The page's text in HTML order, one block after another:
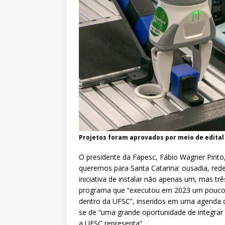
Projetos foram aprovados por meio de
O presidente da Fapesc, Fábio Wagner
queremos para Santa Catarina: ousadia,
iniciativa de instalar não apenas um, mas
programa que “executou em 2023 um
dentro da UFSC”, inseridos em uma
se de “uma grande oportunidade de